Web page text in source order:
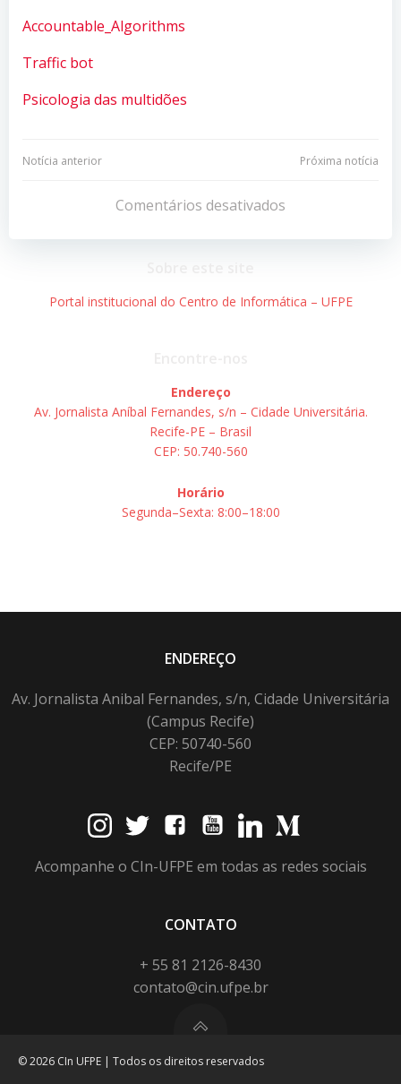
Accountable_Algorithms
Traffic bot
Psicologia das multidões
Navegação
Post
Notícia anterior
Navegação
de
Post
Próxima notícia
Comentários desativados
Portal institucional do Centro de Informática – UFPE
Endereço
Av. Jornalista Aníbal Fernandes, s/n – Cidade Universitária.
Recife-PE – Brasil
CEP: 50.740-560
Horário
Segunda–Sexta: 8:00–18:00
ENDEREÇO
Av. Jornalista Anibal Fernandes, s/n, Cidade Universitária
(Campus Recife)
CEP: 50740-560
Recife/PE
Acompanhe o CIn-UFPE em todas as redes sociais
CONTATO
+ 55 81 2126-8430
contato@cin.ufpe.br
© 2026 CIn UFPE | Todos os direitos reservados